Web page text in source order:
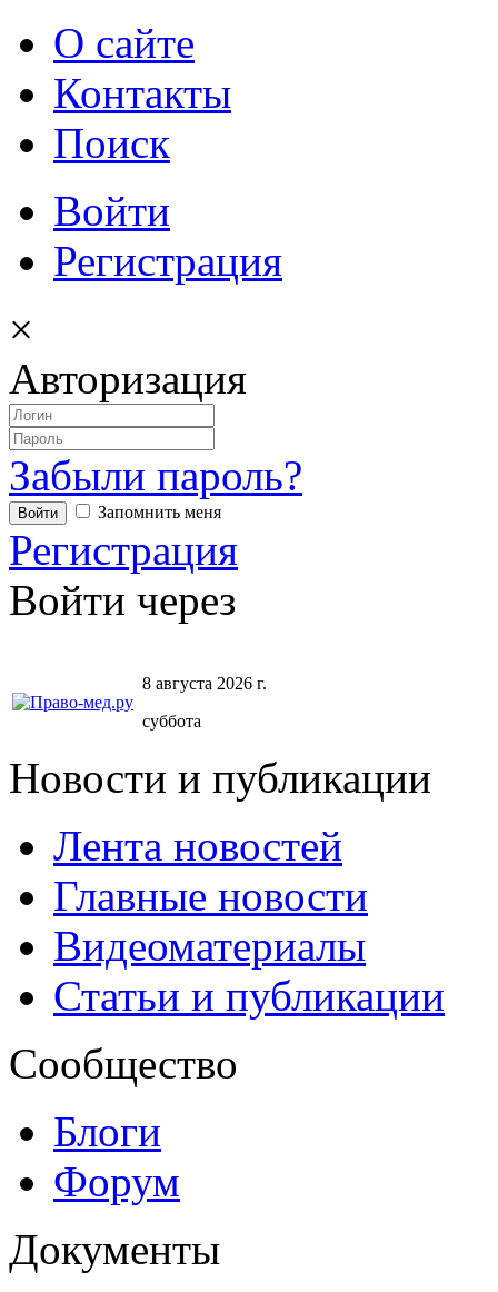
О сайте
Контакты
Поиск
Войти
Регистрация
×
Авторизация
Забыли пароль?
Запомнить меня
Регистрация
Войти через
8 августа 2026 г.
суббота
Новости и публикации
Лента новостей
Главные новости
Видеоматериалы
Статьи и публикации
Сообщество
Блоги
Форум
Документы